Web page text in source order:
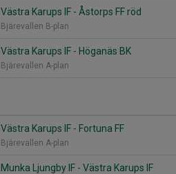
Västra Karups IF - Åstorps FF röd
Bjärevallen B-plan
Västra Karups IF - Höganäs BK
Bjärevallen A-plan
Västra Karups IF - Fortuna FF
Bjärevallen A-plan
Munka Ljungby IF - Västra Karups IF